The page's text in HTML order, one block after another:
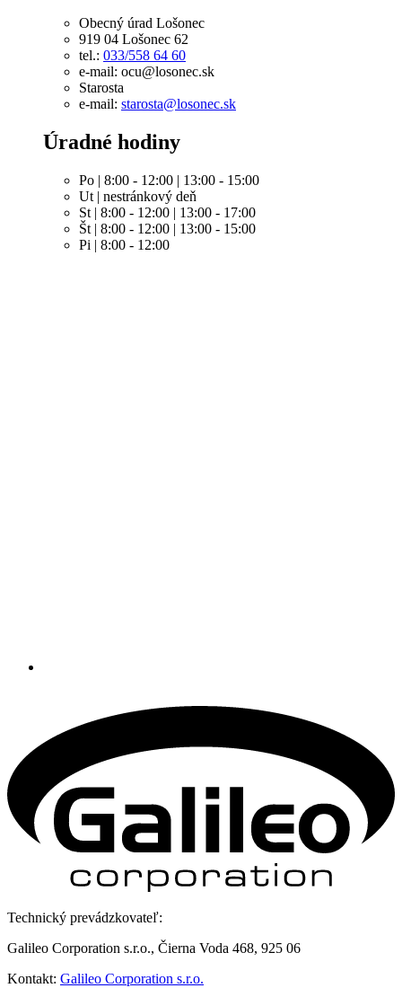
Obecný úrad Lošonec
919 04 Lošonec 62
tel.: 033/558 64 60
e-mail: ocu@losonec.sk
Starosta
e-mail: starosta@losonec.sk
Úradné hodiny
Po | 8:00 - 12:00 | 13:00 - 15:00
Ut | nestránkový deň
St | 8:00 - 12:00 | 13:00 - 17:00
Št | 8:00 - 12:00 | 13:00 - 15:00
Pi | 8:00 - 12:00
Technický prevádzkovateľ:
Galileo Corporation s.r.o., Čierna Voda 468, 925 06
Kontakt: Galileo Corporation s.r.o.